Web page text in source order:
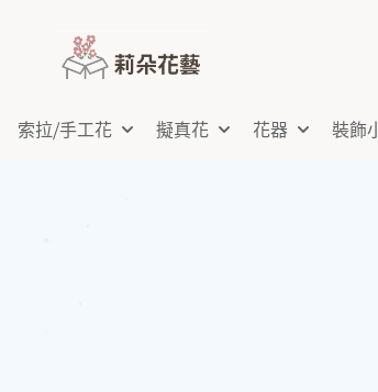
索拉⧸手工花 擬真花 花器 裝飾